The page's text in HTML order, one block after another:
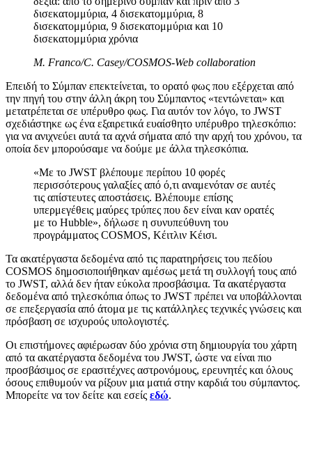
δισεκατομμύρια, 4 δισεκατομμύρια, 8
δισεκατομμύρια, 9 δισεκατομμύρια και 10
δισεκατομμύρια χρόνια
M. Franco/C. Casey/COSMOS-Web collaboration
Επειδή το Σύμπαν επεκτείνεται, το ορατό φως που εξέρχεται από
την πηγή του στην άλλη άκρη του Σύμπαντος «τεντώνεται» και
μετατρέπεται σε υπέρυθρο φως. Για αυτόν τον λόγο, το JWST
σχεδιάστηκε ως ένα εξαιρετικά ευαίσθητο υπέρυθρο τηλεσκόπιο:
για να ανιχνεύει αυτά τα αχνά σήματα από την αρχή του χρόνου, τα
οποία δεν μπορούσαμε να δούμε με άλλα τηλεσκόπια.
«Με το JWST βλέπουμε περίπου 10 φορές
περισσότερους γαλαξίες από ό,τι αναμενόταν σε αυτές
τις απίστευτες αποστάσεις. Βλέπουμε επίσης
υπερμεγέθεις μαύρες τρύπες που δεν είναι καν ορατές
με το Hubble», δήλωσε η συνυπεύθυνη του
προγράμματος COSMOS, Κέιτλιν Κέισι.
Τα ακατέργαστα δεδομένα από τις παρατηρήσεις του πεδίου
COSMOS δημοσιοποιήθηκαν αμέσως μετά τη συλλογή τους από
το JWST, αλλά δεν ήταν εύκολα προσβάσιμα. Τα ακατέργαστα
δεδομένα από τηλεσκόπια όπως το JWST πρέπει να υποβάλλονται
σε επεξεργασία από άτομα με τις κατάλληλες τεχνικές γνώσεις και
πρόσβαση σε ισχυρούς υπολογιστές.
Οι επιστήμονες αφιέρωσαν δύο χρόνια στη δημιουργία του χάρτη
από τα ακατέργαστα δεδομένα του JWST, ώστε να είναι πιο
προσβάσιμος σε ερασιτέχνες αστρονόμους, ερευνητές και όλους
όσους επιθυμούν να ρίξουν μια ματιά στην καρδιά του σύμπαντος.
Μπορείτε να τον δείτε και εσείς εδώ.